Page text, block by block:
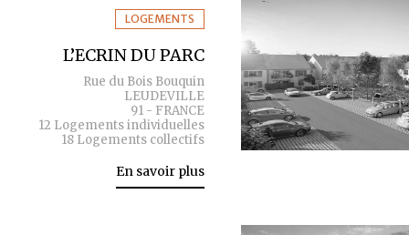
LOGEMENTS
L’ECRIN DU PARC
Rue du Bois Bouquin
LEUDEVILLE
91 - FRANCE
12 Logements individuelles
18 Logements collectifs
En savoir plus